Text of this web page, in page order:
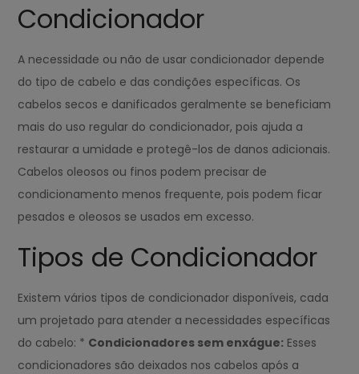
Condicionador
A necessidade ou não de usar condicionador depende
do tipo de cabelo e das condições específicas. Os
cabelos secos e danificados geralmente se beneficiam
mais do uso regular do condicionador, pois ajuda a
restaurar a umidade e protegê-los de danos adicionais.
Cabelos oleosos ou finos podem precisar de
condicionamento menos frequente, pois podem ficar
pesados e oleosos se usados em excesso.
Tipos de Condicionador
Existem vários tipos de condicionador disponíveis, cada
um projetado para atender a necessidades específicas
do cabelo: * Condicionadores sem enxágue: Esses
condicionadores são deixados nos cabelos após a